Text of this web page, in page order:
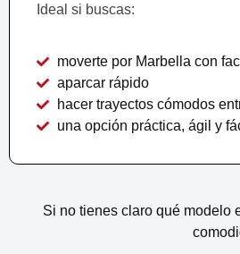
Ideal si buscas:
moverte por Marbella con
aparcar rápido
hacer trayectos cómodos
una opción práctica, ágil y
Si no tienes claro qué modelo